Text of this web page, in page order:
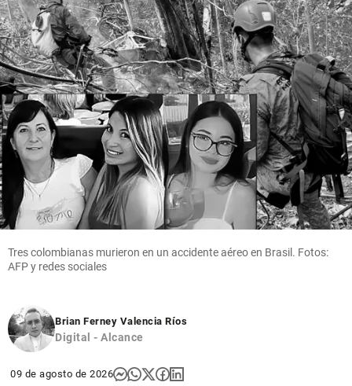
Tres colombianas murieron en un accidente aéreo en Brasil. Fotos:
AFP y redes sociales
Brian Ferney Valencia Ríos
Digital - Alcance
09 de agosto de 2026